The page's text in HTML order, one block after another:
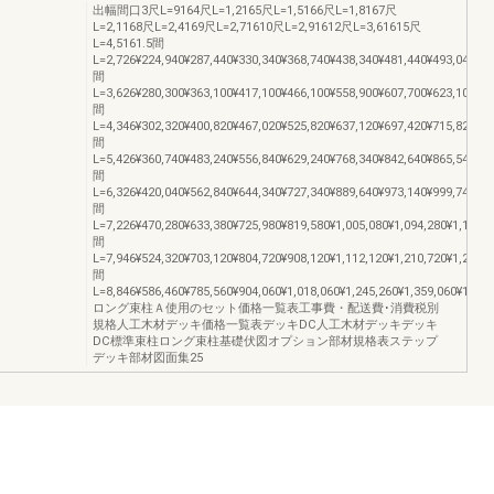
出幅間口3尺L=9164尺L=1,2165尺L=1,5166尺L=1,8167尺
L=2,1168尺L=2,4169尺L=2,71610尺L=2,91612尺L=3,61615尺
L=4,5161.5間
間
間
間
間
間
間
間
ロング束柱Ａ使用のセット価格一覧表工事費・配送費･消費税別
規格人工木材デッキ価格一覧表デッキDC人工木材デッキデッキ
DC標準束柱ロング束柱基礎伏図オプション部材規格表ステップ
デッキ部材図面集25